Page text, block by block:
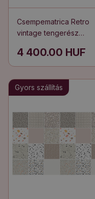
Csempematrica Retro
vintage tengerész
4 400.00 HUF
Gyors szállítás